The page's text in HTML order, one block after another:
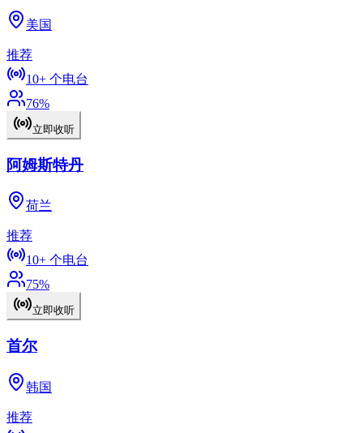
美国
推荐
10+ 个电台
76%
立即收听
阿姆斯特丹
荷兰
推荐
10+ 个电台
75%
立即收听
首尔
韩国
推荐